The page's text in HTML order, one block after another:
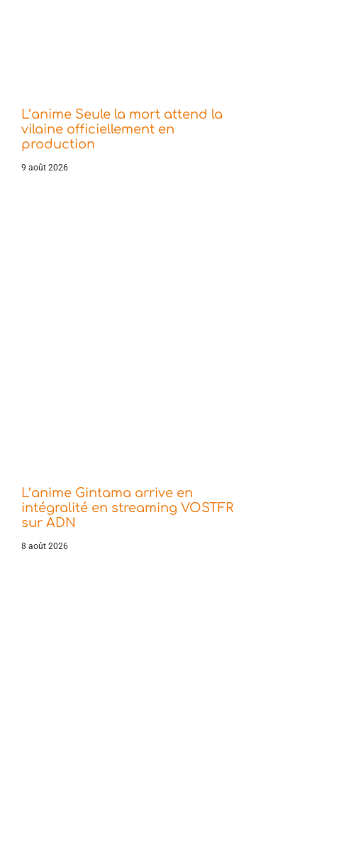
L’anime Seule la mort attend la
vilaine officiellement en
production
9 août 2026
L’anime Gintama arrive en
intégralité en streaming VOSTFR
sur ADN
8 août 2026